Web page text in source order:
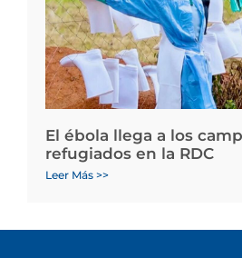
El ébola llega a los
refugiados en la RDC
Leer Más >>